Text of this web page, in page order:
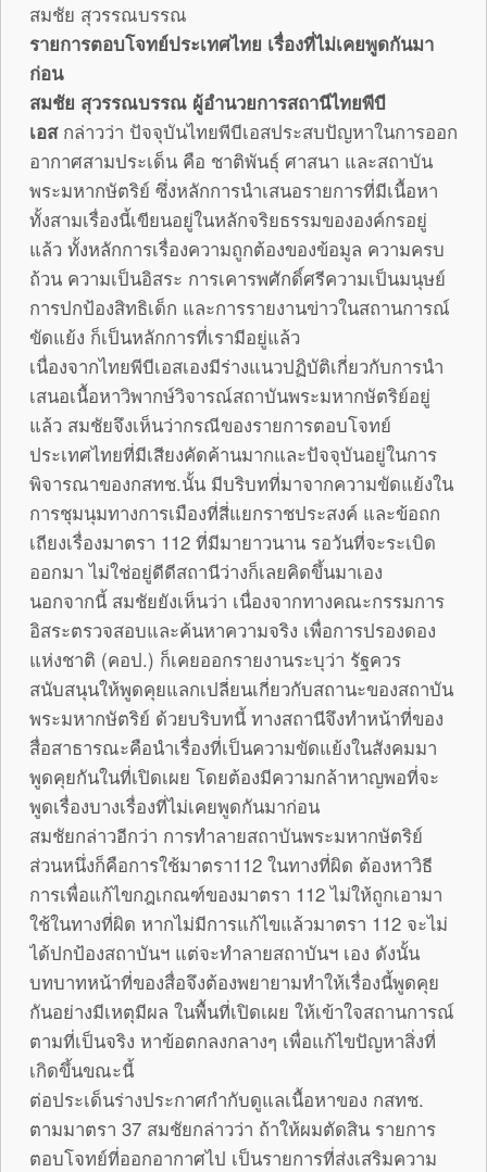
สมชัย สุวรรณบรรณ
รายการตอบโจทย์ประเทศไทย เรื่องที่ไม่เคยพูดกันมา
ก่อน
สมชัย สุวรรณบรรณ ผู้อำนวยการสถานีไทยพีบี
เอสกล่าวว่า ปัจจุบันไทยพีบีเอสประสบปัญหาในการออก
อากาศสามประเด็น คือ ชาติพันธุ์ ศาสนา และสถาบัน
พระมหากษัตริย์ ซึ่งหลักการนำเสนอรายการที่มีเนื้อหา
ทั้งสามเรื่องนี้เขียนอยู่ในหลักจริยธรรมขององค์กรอยู่
แล้ว ทั้งหลักการเรื่องความถูกต้องของข้อมูล ความครบ
ถ้วน ความเป็นอิสระ การเคารพศักดิ์ศรีความเป็นมนุษย์
การปกป้องสิทธิเด็ก และการรายงานข่าวในสถานการณ์
ขัดแย้ง ก็เป็นหลักการที่เรามีอยู่แล้ว
เนื่องจากไทยพีบีเอสเองมีร่างแนวปฏิบัติเกี่ยวกับการนำ
เสนอเนื้อหาวิพากษ์วิจารณ์สถาบันพระมหากษัตริย์อยู่
แล้ว สมชัยจึงเห็นว่ากรณีของรายการตอบโจทย์
ประเทศไทยที่มีเสียงคัดค้านมากและปัจจุบันอยู่ในการ
พิจารณาของกสทช.นั้น มีบริบทที่มาจากความขัดแย้งใน
การชุมนุมทางการเมืองที่สี่แยกราชประสงค์ และข้อถก
เถียงเรื่องมาตรา 112 ที่มีมายาวนาน รอวันที่จะระเบิด
ออกมา ไม่ใช่อยู่ดีดีสถานีว่างก็เลยคิดขึ้นมาเอง
นอกจากนี้ สมชัยยังเห็นว่า เนื่องจากทางคณะกรรมการ
อิสระตรวจสอบและค้นหาความจริง เพื่อการปรองดอง
แห่งชาติ (คอป.) ก็เคยออกรายงานระบุว่า รัฐควร
สนับสนุนให้พูดคุยแลกเปลี่ยนเกี่ยวกับสถานะของสถาบัน
พระมหากษัตริย์ ด้วยบริบทนี้ ทางสถานีจึงทำหน้าที่ของ
สื่อสาธารณะคือนำเรื่องที่เป็นความขัดแย้งในสังคมมา
พูดคุยกันในที่เปิดเผย โดยต้องมีความกล้าหาญพอที่จะ
พูดเรื่องบางเรื่องที่ไม่เคยพูดกันมาก่อน
สมชัยกล่าวอีกว่า การทำลายสถาบันพระมหากษัตริย์
ส่วนหนึ่งก็คือการใช้มาตรา112 ในทางที่ผิด ต้องหาวิธี
การเพื่อแก้ไขกฎเกณฑ์ของมาตรา 112 ไม่ให้ถูกเอามา
ใช้ในทางที่ผิด หากไม่มีการแก้ไขแล้วมาตรา 112 จะไม่
ได้ปกป้องสถาบันฯ แต่จะทำลายสถาบันฯ เอง ดังนั้น
บทบาทหน้าที่ของสื่อจึงต้องพยายามทำให้เรื่องนี้พูดคุย
กันอย่างมีเหตุมีผล ในพื้นที่เปิดเผย ให้เข้าใจสถานการณ์
ตามที่เป็นจริง หาข้อตกลงกลางๆ เพื่อแก้ไขปัญหาสิ่งที่
เกิดขึ้นขณะนี้
ต่อประเด็นร่างประกาศกำกับดูแลเนื้อหาของ กสทช.
ตามมาตรา 37 สมชัยกล่าวว่า ถ้าให้ผมตัดสิน รายการ
ตอบโจทย์ที่ออกอากาศไป เป็นรายการที่ส่งเสริมความ